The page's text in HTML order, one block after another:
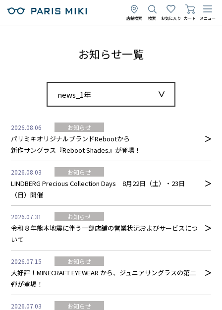
店舗検索 検索 お気に入り カート メニュー
お知らせ一覧
news_1年
2026.08.06 お知らせ
パリミキオリジナルブランドRebootから
新作サングラス『Reboot Shades』が登場！
2026.08.03 お知らせ
LINDBERG Precious Collection Days 8月22日（土）・23日
（日）開催
2026.07.31 お知らせ
令和８年熊本地震に伴う一部店舗の営業状況およびサービスにつ
いて
2026.07.15 お知らせ
大好評！MINECRAFT EYEWEAR から、ジュニアサングラスの第二
弾が登場！
2026.07.03 お知らせ